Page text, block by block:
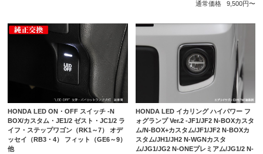
通常価格 9,500円〜
HONDA LED ON・OFF スイッチ -N
BOX/カスタム・JE1/2 ゼスト・JC1/2 ラ
イフ・ステップワゴン（RK1～7） オデ
ッセイ（RB3・4） フィット（GE6～9）
他
HONDA LED イカリング ハイパワー フ
ォグランプ Ver.2 -JF1/JF2 N-BOXカスタ
ム/N-BOX+カスタム/JF1/JF2 N-BOXカ
スタム/JH1/JH2 N-WGNカスタ
ム/JG1/JG2 N-ONEプレミアム/JG1/2 N-